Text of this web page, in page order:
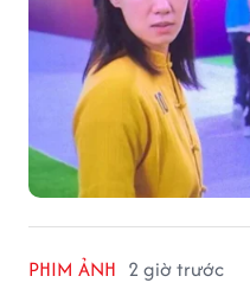
PHIM ẢNH 2 giờ trước